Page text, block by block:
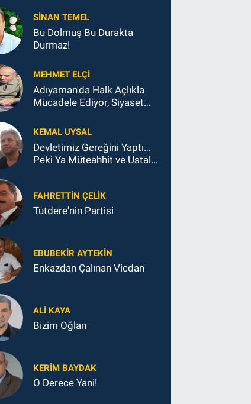
SINAN TEMEL
Bu Dolmuş Bu Durakta
Durmaz!
MEHMET ELÇI
Adıyaman'da Halk Açlıkla
Mücadele Ediyor, Siyaset
KEMAL UYSAL
Devletimiz Gereğini Yaptı…
Peki Ya Müteahhit ve Ustalar
FAHRETTIN ÇELİK
Tutdere'nin Partisi
EBUBEKIR AYTEKIN
Enkazdan Çalınan Vicdan
ALI KAYA
Bizim Oğlan
KERIM BAYDAK
O Derece Yani!